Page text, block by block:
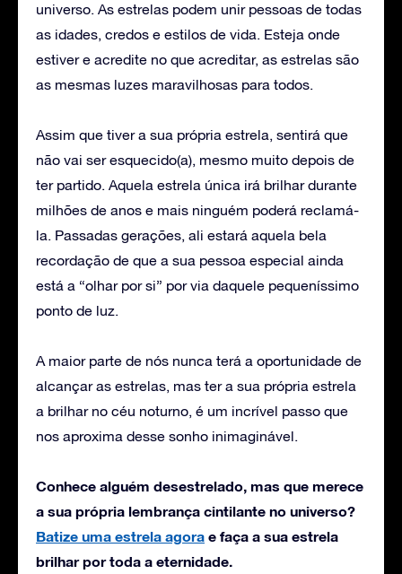
universo. As estrelas podem unir pessoas de todas
as idades, credos e estilos de vida. Esteja onde
estiver e acredite no que acreditar, as estrelas são
as mesmas luzes maravilhosas para todos.
Assim que tiver a sua própria estrela, sentirá que
não vai ser esquecido(a), mesmo muito depois de
ter partido. Aquela estrela única irá brilhar durante
milhões de anos e mais ninguém poderá reclamá-
la. Passadas gerações, ali estará aquela bela
recordação de que a sua pessoa especial ainda
está a “olhar por si” por via daquele pequeníssimo
ponto de luz.
A maior parte de nós nunca terá a oportunidade de
alcançar as estrelas, mas ter a sua própria estrela
a brilhar no céu noturno, é um incrível passo que
nos aproxima desse sonho inimaginável.
Conhece alguém desestrelado, mas que merece
a sua própria lembrança cintilante no universo?
Batize uma estrela agora e faça a sua estrela
brilhar por toda a eternidade.